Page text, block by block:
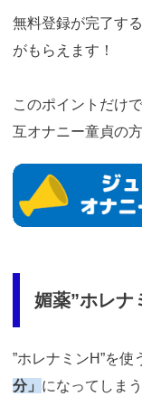
無料登録が完了する
がもらえます！
このポイントだけ
互オナニー童貞の
https://www.j-
live.tv/LiveChat/
媚薬”ホレナ
”ホレナミンH”を
分」 になってしま